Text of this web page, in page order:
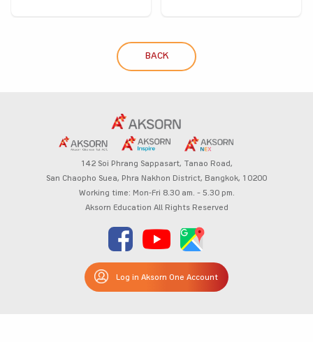
BACK
142 Soi Phrang Sappasart, Tanao Road,
San Chaopho Suea, Phra Nakhon District, Bangkok, 10200
Working time: Mon-Fri 8.30 am. – 5.30 pm.
Aksorn Education All Rights Reserved
Log in Aksorn One Account